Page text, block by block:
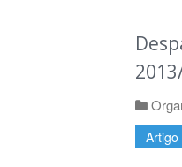
Artigo